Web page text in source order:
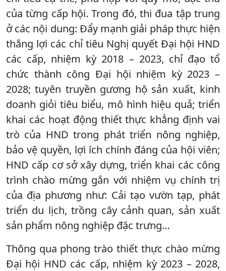
của từng cấp hội. Trong đó, thi đua tập trung
ở các nội dung: Đẩy mạnh giải pháp thực hiện
thắng lợi các chỉ tiêu Nghị quyết Đại hội HND
các cấp, nhiệm kỳ 2018 – 2023, chỉ đạo tổ
chức thành công Đại hội nhiệm kỳ 2023 –
2028; tuyên truyền gương hộ sản xuất, kinh
doanh giỏi tiêu biểu, mô hình hiệu quả; triển
khai các hoạt động thiết thực khẳng định vai
trò của HND trong phát triển nông nghiệp,
bảo vệ quyền, lợi ích chính đáng của hội viên;
HND cấp cơ sở xây dựng, triển khai các công
trình chào mừng gắn với nhiệm vụ chính trị
của địa phương như: Cải tạo vườn tạp, phát
triển du lịch, trồng cây cảnh quan, sản xuất
sản phẩm nông nghiệp đặc trưng…
Thông qua phong trào thiết thực chào mừng
Đại hội HND các cấp, nhiệm kỳ 2023 – 2028,